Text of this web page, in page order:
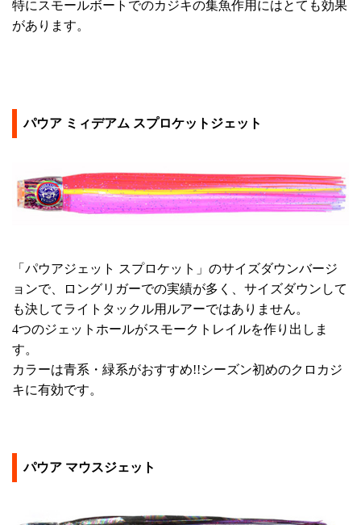
特にスモールボートでのカジキの集魚作用にはとても効果
があります。
パウア ミィデアム スプロケットジェット
「パウアジェット スプロケット」のサイズダウンバージ
ョンで、ロングリガーでの実績が多く、サイズダウンして
も決してライトタックル用ルアーではありません。
4つのジェットホールがスモークトレイルを作り出しま
す。
カラーは青系・緑系がおすすめ!!シーズン初めのクロカジ
キに有効です。
パウア マウスジェット